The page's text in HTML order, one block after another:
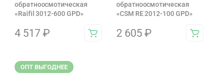
обратноосмотическая
«Raifil 3012-600 GPD»
4 517 ₽
обратноосмотическая
«CSM RE 2012-100 GPD»
2 605 ₽
ОПТ ВЫГОДНЕЕ